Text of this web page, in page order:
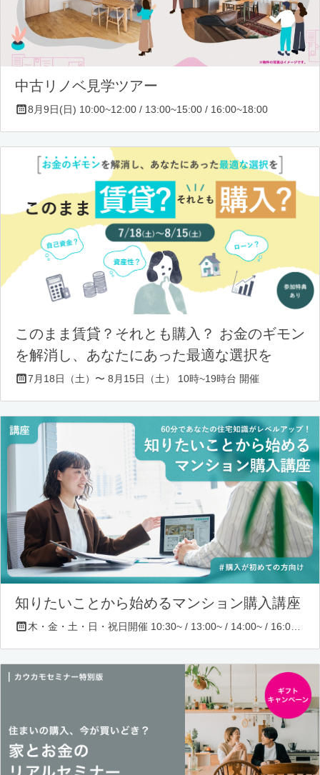
中古リノベ見学ツアー
8月9日(日) 10:00~12:00 / 13:00~15:00 / 16:00~18:00
このまま賃貸？それとも購入？ お金のギモン
を解消し、あなたにあった最適な選択を
7月18日（土）〜 8月15日（土） 10時~19時台 開催
知りたいことから始めるマンション購入講座